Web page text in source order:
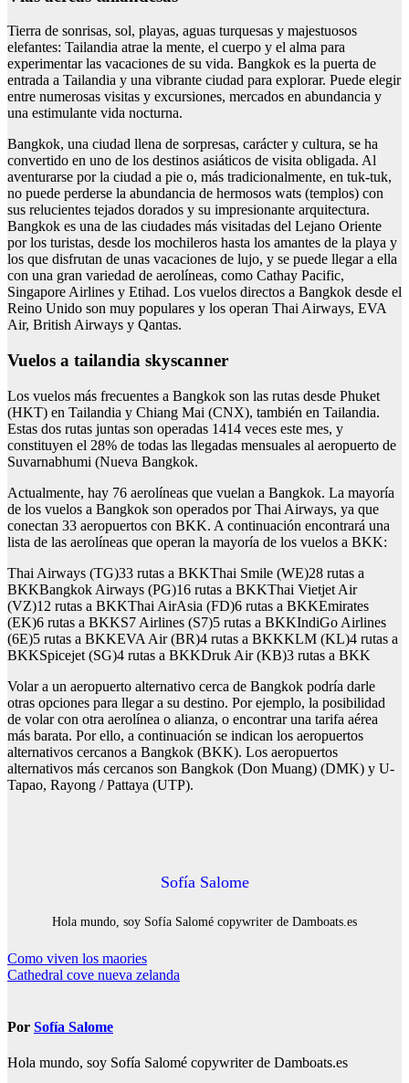
Tierra de sonrisas, sol, playas, aguas turquesas y majestuosos
elefantes: Tailandia atrae la mente, el cuerpo y el alma para
experimentar las vacaciones de su vida. Bangkok es la puerta de
entrada a Tailandia y una vibrante ciudad para explorar. Puede elegir
entre numerosas visitas y excursiones, mercados en abundancia y
una estimulante vida nocturna.
Bangkok, una ciudad llena de sorpresas, carácter y cultura, se ha
convertido en uno de los destinos asiáticos de visita obligada. Al
aventurarse por la ciudad a pie o, más tradicionalmente, en tuk-tuk,
no puede perderse la abundancia de hermosos wats (templos) con
sus relucientes tejados dorados y su impresionante arquitectura.
Bangkok es una de las ciudades más visitadas del Lejano Oriente
por los turistas, desde los mochileros hasta los amantes de la playa y
los que disfrutan de unas vacaciones de lujo, y se puede llegar a ella
con una gran variedad de aerolíneas, como Cathay Pacific,
Singapore Airlines y Etihad. Los vuelos directos a Bangkok desde el
Reino Unido son muy populares y los operan Thai Airways, EVA
Air, British Airways y Qantas.
Vuelos a tailandia skyscanner
Los vuelos más frecuentes a Bangkok son las rutas desde Phuket
(HKT) en Tailandia y Chiang Mai (CNX), también en Tailandia.
Estas dos rutas juntas son operadas 1414 veces este mes, y
constituyen el 28% de todas las llegadas mensuales al aeropuerto de
Suvarnabhumi (Nueva Bangkok.
Actualmente, hay 76 aerolíneas que vuelan a Bangkok. La mayoría
de los vuelos a Bangkok son operados por Thai Airways, ya que
conectan 33 aeropuertos con BKK. A continuación encontrará una
lista de las aerolíneas que operan la mayoría de los vuelos a BKK:
Thai Airways (TG)33 rutas a BKKThai Smile (WE)28 rutas a
BKKBangkok Airways (PG)16 rutas a BKKThai Vietjet Air
(VZ)12 rutas a BKKThai AirAsia (FD)6 rutas a BKKEmirates
(EK)6 rutas a BKKS7 Airlines (S7)5 rutas a BKKIndiGo Airlines
(6E)5 rutas a BKKEVA Air (BR)4 rutas a BKKKLM (KL)4 rutas a
BKKSpicejet (SG)4 rutas a BKKDruk Air (KB)3 rutas a BKK
Volar a un aeropuerto alternativo cerca de Bangkok podría darle
otras opciones para llegar a su destino. Por ejemplo, la posibilidad
de volar con otra aerolínea o alianza, o encontrar una tarifa aérea
más barata. Por ello, a continuación se indican los aeropuertos
alternativos cercanos a Bangkok (BKK). Los aeropuertos
alternativos más cercanos son Bangkok (Don Muang) (DMK) y U-
Tapao, Rayong / Pattaya (UTP).
Sofía Salome
Hola mundo, soy Sofía Salomé copywriter de Damboats.es
Navegación
de
Como viven los maories
Cathedral cove nueva zelanda
Por Sofía Salome
Hola mundo, soy Sofía Salomé copywriter de Damboats.es